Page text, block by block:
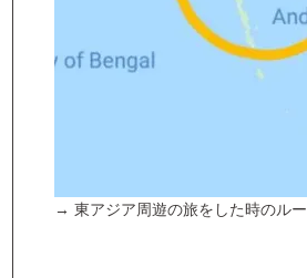
→ 東アジア周遊の旅をした時のルー